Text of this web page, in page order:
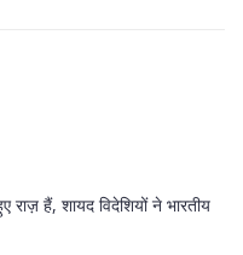
हैं, शायद विदेशियों ने भारतीय